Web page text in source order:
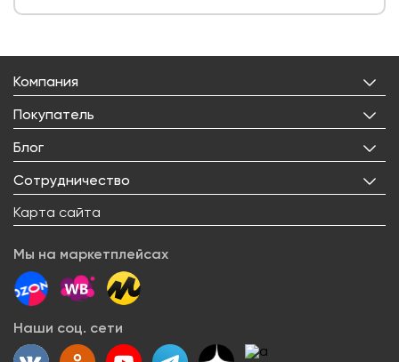
Компания
О нас
Лицензии
Реквизиты
Правовая информация
Контакты
Покупатель
Личный кабинет
Избранное
Доставка
Возврат товара
Сервисный центр
Как заказать
Вопрос-ответ
Блог
Все статьи
О товарах
Сотрудничество
Оптовым покупателям
Арендодателям
Блогерам
Карта сайта
Мы на маркетплейсах
Наши соц. сети